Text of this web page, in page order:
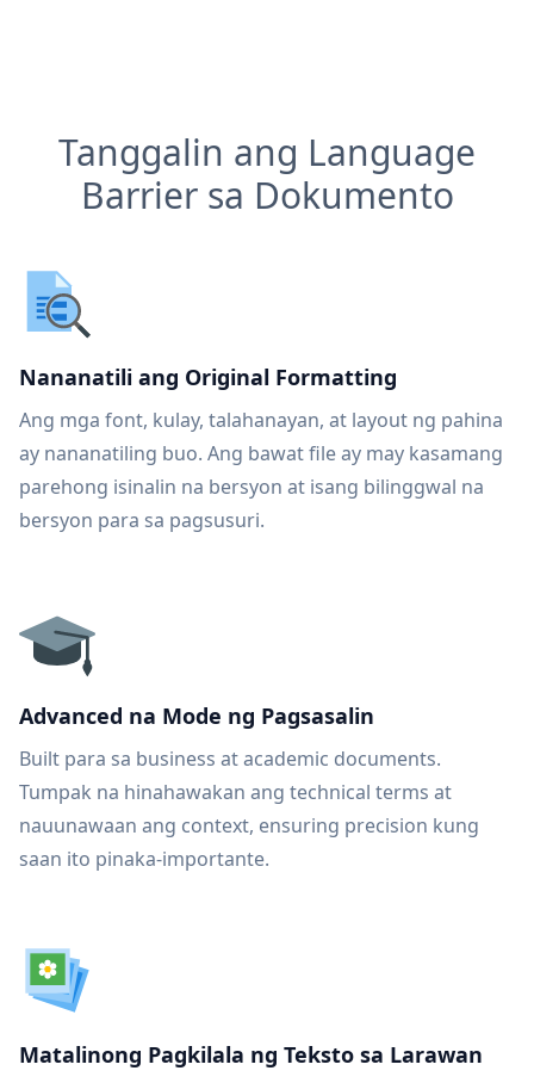
Tanggalin ang Language
Barrier sa Dokumento
Nananatili ang Original Formatting
Ang mga font, kulay, talahanayan, at layout ng pahina
ay nananatiling buo. Ang bawat file ay may kasamang
parehong isinalin na bersyon at isang bilinggwal na
bersyon para sa pagsusuri.
Advanced na Mode ng Pagsasalin
Built para sa business at academic documents.
Tumpak na hinahawakan ang technical terms at
nauunawaan ang context, ensuring precision kung
saan ito pinaka-importante.
Matalinong Pagkilala ng Teksto sa Larawan